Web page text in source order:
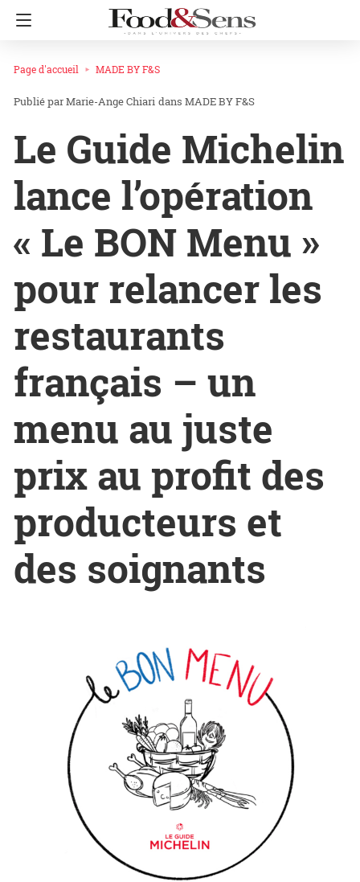
Page d'accueil MADE BY F&S
Marie-Ange Chiari dans MADE BY F&S
Le Guide Michelin
lance l’opération
« Le BON Menu »
pour relancer les
restaurants
français – un
menu au juste
prix au profit des
producteurs et
des soignants